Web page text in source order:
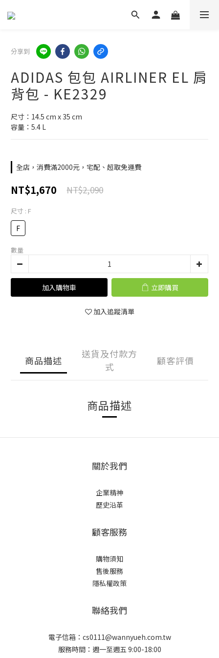
分享到
ADIDAS 包包 AIRLINER EL 肩
背包 - KE2329
尺寸：14.5 cm x 35 cm
容量：5.4 L
全店，消費滿2000元，宅配、超取免運費
NT$1,670 NT$2,090
尺寸 : F
F
數量
加入購物車 立即購買
加入追蹤清單
商品描述
送貨及付款方
式
顧客評價
商品描述
關於我們
企業精神
歷史沿革
顧客服務
購物須知
售後服務
隱私權政策
聯絡我們
電子信箱：cs0111@wannyueh.com.tw
服務時間：週一至週五 9:00-18:00